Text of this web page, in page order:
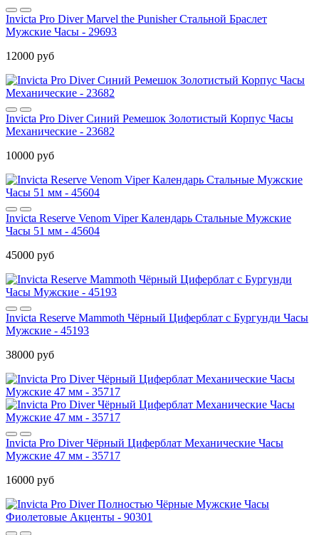
Invicta Pro Diver Marvel the Punisher Стальной Браслет
Мужские Часы - 29693
12000 руб
Invicta Pro Diver Синий Ремешок Золотистый Корпус Часы
Механические - 23682
10000 руб
Invicta Reserve Venom Viper Календарь Стальные Мужские
Часы 51 мм - 45604
45000 руб
Invicta Reserve Mammoth Чёрный Циферблат с Бургунди Часы
Мужские - 45193
38000 руб
Invicta Pro Diver Чёрный Циферблат Механические Часы
Мужские 47 мм - 35717
16000 руб